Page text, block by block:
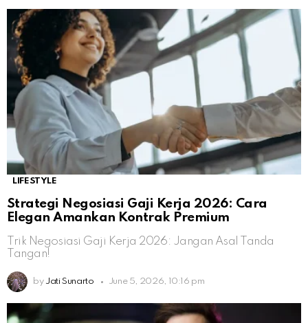
LIFESTYLE
Strategi Negosiasi Gaji Kerja 2026: Cara
Elegan Amankan Kontrak Premium
Trik Negosiasi Gaji Kerja 2026: Jangan Asal Tanda
Tangan!
by Jati Sunarto June 5, 2026, 10:16 pm